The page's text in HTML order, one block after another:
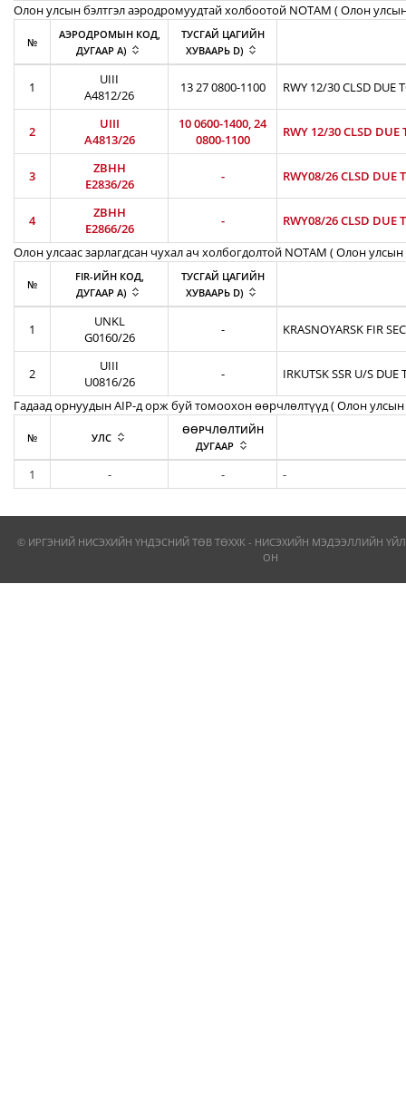
Олон улсын бэлтгэл аэродромуудтай холбоотой NOTAM ( Oлон
№
АЭРОДРОМЫН КОД,
ДУГААР A)
ТУСГАЙ ЦАГИЙН
ХУВААРЬ D)
1
UIII
A4812/26
13 27 0800-1100 RWY 12/30 CLSD DUE
2
UIII
A4813/26
10 0600-1400, 24
0800-1100
RWY 12/30 CLSD DUE
3
ZBHH
E2836/26
- RWY08/26 CLSD DUE
4
ZBHH
E2866/26
-
RWY08/26 CLSD DUE
Олон улсаас зарлагдсан чухал ач холбогдолтой NOTAM ( Олон улсын
№
FIR-ИЙН КОД,
ДУГААР A)
ТУСГАЙ ЦАГИЙН
ХУВААРЬ D)
1
UNKL
G0160/26
- KRASNOYARSK FIR
2
UIII
U0816/26
-
IRKUTSK SSR U/S DUE
Гадаад орнуудын AIP-д орж буй томоохон өөрчлөлтүүд ( Олон улсын
№ УЛС
ӨӨРЧЛӨЛТИЙН
ДУГААР
1 - - -
© ИРГЭНИЙ НИСЭХИЙН ҮНДЭСНИЙ ТӨВ ТӨХХК - НИСЭХИЙН МЭДЭЭЛЛИЙН
ОН